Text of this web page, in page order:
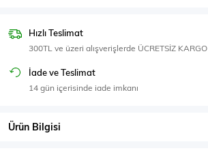
Eşofman Üstü
Hızlı Teslimat
300TL ve üzeri alışverişlerde ÜCRETSİZ KARGO
İade ve Teslimat
14 gün içerisinde iade imkanı
Ürün Bilgisi